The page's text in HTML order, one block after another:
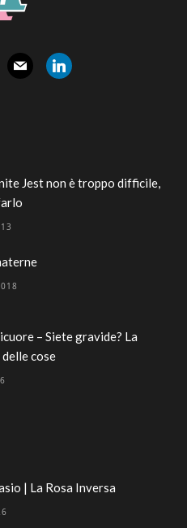
mail linkedin
Jest non è troppo difficile,
– Siete gravide? La
cose
| La Rosa Inversa